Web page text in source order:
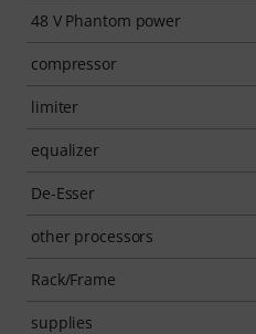
48 V Phantom power
compressor
limiter
equalizer
De-Esser
other processors
Rack/Frame
supplies